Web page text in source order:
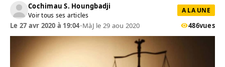
Cochimau S. Houngbadji
Voir tous ses articles
A LA UNE
Le 27 avr 2020 à 19:04•MàJ le 29 aou 2020 486vues